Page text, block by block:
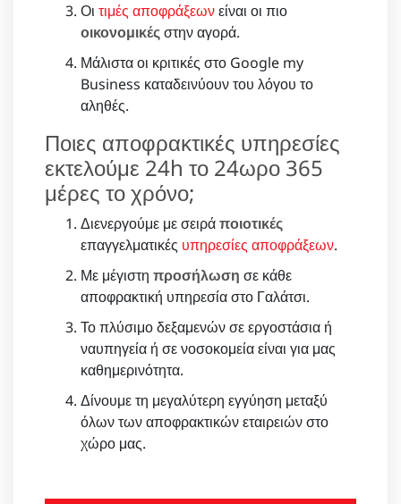
Οι τιμές αποφράξεωνείναι οι πιο
οικονομικέςστην αγορά.
Μάλιστα οι κριτικές στο Google my
Business καταδεινύουν του λόγου το
αληθές.
Ποιες αποφρακτικές υπηρεσίες
εκτελούμε 24h το 24ωρο 365
μέρες το χρόνο;
Διενεργούμε με σειράποιοτικές
επαγγελματικές υπηρεσίες αποφράξεων.
Με μέγιστη προσήλωση σε κάθε
αποφρακτική υπηρεσία στο Γαλάτσι.
Το πλύσιμο δεξαμενών σε εργοστάσια ή
ναυπηγεία ή σε νοσοκομεία είναι για μας
καθημερινότητα.
Δίνουμε τη μεγαλύτερη εγγύηση μεταξύ
όλων των αποφρακτικών εταιρειών στο
χώρο μας.